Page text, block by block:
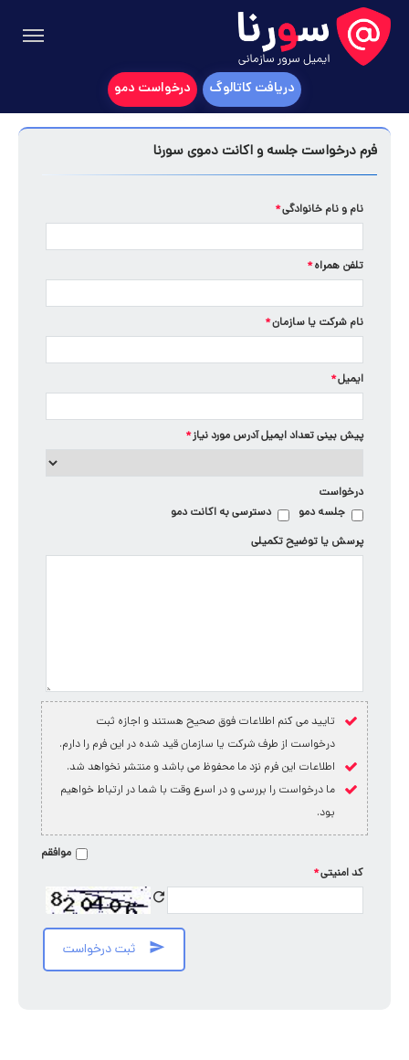
دریافت کاتالوگ درخواست دمو
فرم درخواست جلسه و اکانت دموی سورنا
نام و نام خانوادگی*
تلفن همراه*
نام شرکت یا سازمان*
ایمیل*
پیش بینی تعداد ایمیل آدرس مورد نیاز*
درخواست
جلسه دمو
دسترسی به اکانت دمو
پرسش یا توضیح تکمیلی
تایید می کنم اطلاعات فوق صحیح هستند و اجازه ثبت
درخواست از طرف شرکت یا سازمان قید شده در این فرم را دارم.
اطلاعات این فرم نزد ما محفوظ می باشد و منتشر نخواهد شد.
ما درخواست را بررسی و در اسرع وقت با شما در ارتباط خواهیم
بود.
موافقم
کد امنیتی*
ثبت درخواست